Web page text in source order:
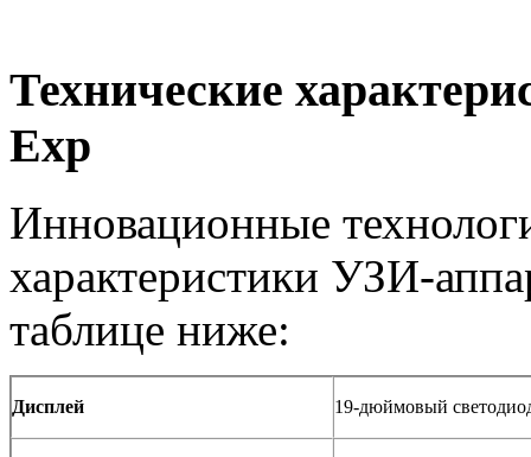
Технические
Exp
Инновационные
характеристики УЗИ-
таблице ниже:
Дисплей 19-дюймовый